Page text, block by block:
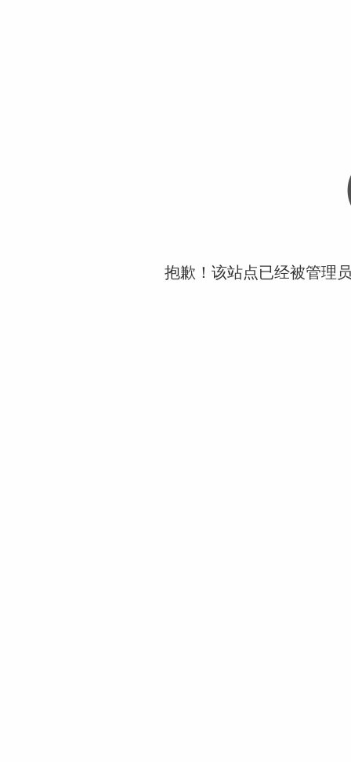
抱歉！该站点已经被管理